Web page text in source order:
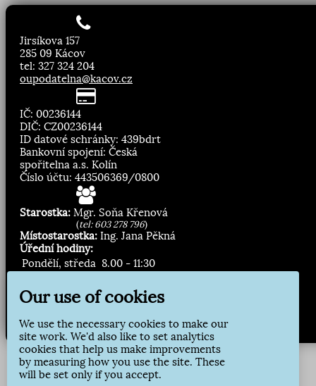
Jirsíkova 157
285 09 Kácov
tel: 327 324 204
oupodatelna@kacov.cz
IČ: 00236144
DIČ: CZ00236144
ID datové schránky: 439bdrt
Bankovní spojení: Česká
spořitelna a.s. Kolín
Číslo účtu: 443506369/0800
Starostka: Mgr. Soňa Křenová
(tel: 603 278 796)
Místostarostka: Ing. Jana Pěkná
Úřední hodiny:
Pondělí, středa 8.00 - 11:30
Přihlásit odběr
Our use of cookies
We use the necessary cookies to make our
site work. We'd also like to set analytics
cookies that help us make improvements
by measuring how you use the site. These
will be set only if you accept.